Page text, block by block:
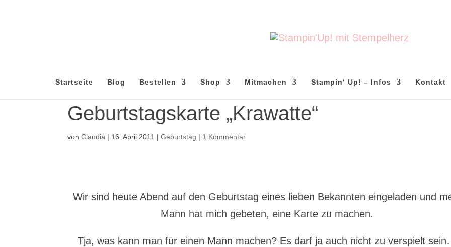
Startseite Blog Bestellen Shop Mitmachen Stampin‘ Up! – Infos Kontakt
Geburtstagskarte „Krawatte“
vonClaudia | 16. April 2011 |Geburtstag | 1 Kommentar
Wir sind heute Abend auf den Geburtstag eines lieben Bekannten eingeladen und
Mann hat mich gebeten, eine Karte zu machen.
Tja, was kann man für einen Mann machen? Es darf ja auch nicht zu verspielt